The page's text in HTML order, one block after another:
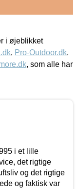
i øjeblikket
, Pro-Outdoor.dk,
, som alle har
i et lille
det rigtige
og det rigtige
og faktisk var